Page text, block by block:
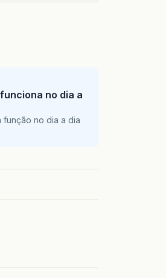
no dia a
função no dia a dia